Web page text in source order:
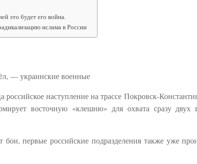
это будет его война.
ислама в России
— украинские военные
наступление на трассе Покровск-
восточную «клешню» для охвата сразу
первые российские подразделения также уже